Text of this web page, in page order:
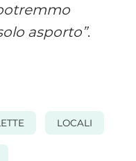
asporto”.
LOCALI